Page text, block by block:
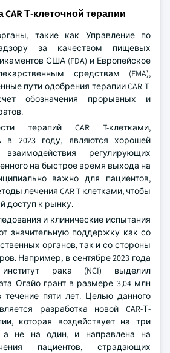
Т-клеточной терапии
такие как Управление по
за качеством пищевых
США (FDA) и Европейское
средствам (EMA),
пути одобрения терапии CAR T-
обозначения прорывных и
терапий CAR T-клетками,
в 2023 году, являются хорошей
регулирующих
на быстрое время выхода на
важно для пациентов,
лечения CAR T-клетками, чтобы
доступ к рынку.
и клинические испытания
значительную поддержку как со
органов, так и со стороны
Например, в сентябре 2023 года
институт рака (NCI) выделил
Огайо грант в размере 3,04 млн
пяти лет. Целью данного
разработка новой CAR-Т-
которая воздействует на три
а не на один, и направлена на
пациентов, страдающих